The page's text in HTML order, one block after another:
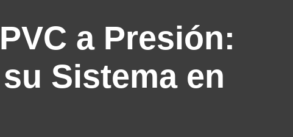
a Presión:
Sistema en